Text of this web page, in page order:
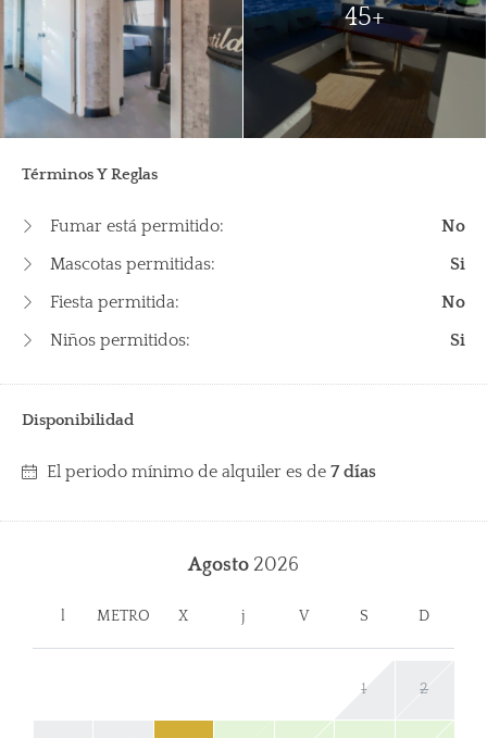
45+
Términos Y Reglas
Fumar está permitido:
No
Mascotas permitidas:
Si
Fiesta permitida:
No
Niños permitidos:
Si
Disponibilidad
El periodo mínimo de alquiler es de 7 días
Agosto 2026
l METRO X j V S D
1 2